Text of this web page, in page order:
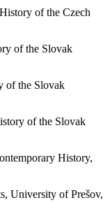
of the Czech
of the Slovak
of the Slovak
of the Slovak
History,
University of Prešov,